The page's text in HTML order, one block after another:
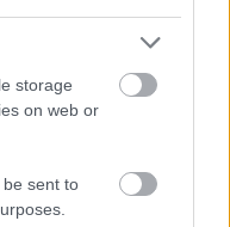
storage
on web or
sent to